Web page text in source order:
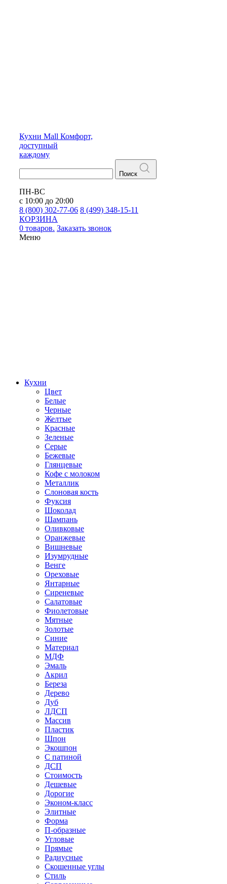
Кухни Mall Комфорт,
доступный
каждому
Поиск
ПН-ВС
с 10:00 до 20:00
8 (800) 302-77-06 8 (499) 348-15-11
КОРЗИНА
0 товаров. Заказать звонок
Меню
Кухни
Цвет
Белые
Черные
Желтые
Красные
Зеленые
Серые
Бежевые
Глянцевые
Кофе с молоком
Металлик
Слоновая кость
Фуксия
Шоколад
Шампань
Оливковые
Оранжевые
Вишневые
Изумрудные
Венге
Ореховые
Янтарные
Сиреневые
Салатовые
Фиолетовые
Мятные
Золотые
Синие
Материал
МДФ
Эмаль
Акрил
Береза
Дерево
Дуб
ЛДСП
Массив
Пластик
Шпон
Экошпон
С патиной
ДСП
Стоимость
Дешевые
Дорогие
Эконом-класс
Элитные
Форма
П-образные
Угловые
Прямые
Радиусные
Скошенные углы
Стиль